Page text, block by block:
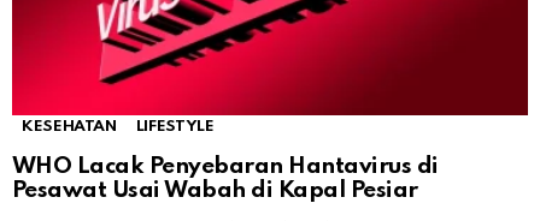
KESEHATAN LIFESTYLE
WHO Lacak Penyebaran Hantavirus di
Pesawat Usai Wabah di Kapal Pesiar